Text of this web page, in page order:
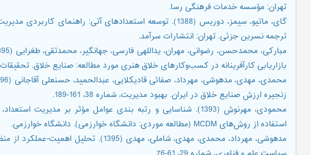
تهران: مؤسسه خدمات فرهنگی رسا.
گای، ماتیو، سیمز، دوریس (1388). توسعه استعدادهای آتی: راهنمای
ترجمه نسرین جزئی. تهران: انتشارات سرآمد.
بازاریابی کارآفرینانه در کسب‌وکارهای خلاق هنری مورد مطالعه: صنایع خلاق. تحقیقات
زنجیره ارزش صنایع خلاق در ایران. بهبود مدیریت، شماره 38، 161-189.
محمودی، مهرنوش (1393). شناسایی و رتبه بندی عوامل مؤثر بر
استفاده از روش‌های MCDM (مطالعه موردی: دانشگاه خوارزمی). دانشگاه خوارزمی.
مدهوشی، مهرداد، محمدی، مهدی، شاملی، مهدی